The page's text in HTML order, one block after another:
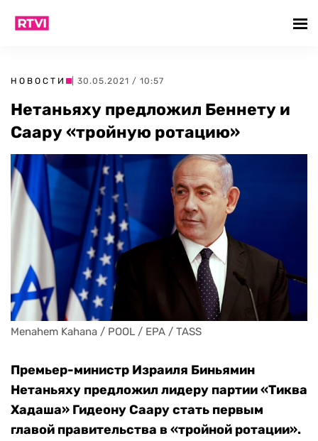
НОВОСТИ | 30.05.2021 / 10:57
Нетаньяху предложил Беннету и
Саару «тройную ротацию»
Menahem Kahana / POOL / EPA / TASS
Премьер-министр Израиля Биньямин
Нетаньяху предложил лидеру партии «Тиква
Хадаша» Гидеону Саару стать первым
главой правительства в «тройной ротации».